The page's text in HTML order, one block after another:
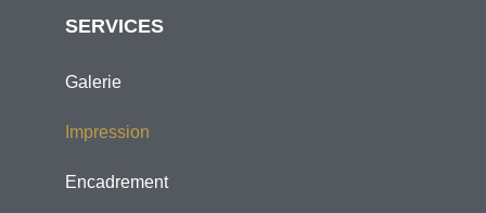
SERVICES
Galerie
Impression
Encadrement